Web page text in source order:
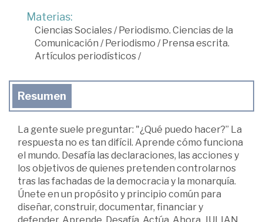
Materias:
Ciencias Sociales/ Periodismo. Ciencias de la
Comunicación / Periodismo / Prensa escrita.
Artículos periodísticos/
Resumen
La gente suele preguntar: "¿Qué puedo hacer?” La
respuesta no es tan difícil. Aprende cómo funciona
el mundo. Desafía las declaraciones, las acciones y
los objetivos de quienes pretenden controlarnos
tras las fachadas de la democracia y la monarquía.
Únete en un propósito y principio común para
diseñar, construir, documentar, financiar y